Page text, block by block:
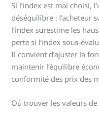
Si l’index est mal choisi,
déséquilibre : l’acheteur
l’index surestime les
perte si l’index sous-
Il convient d’ajuster la
maintenir l’équilibre
conformité des prix des
Où trouver les valeurs de